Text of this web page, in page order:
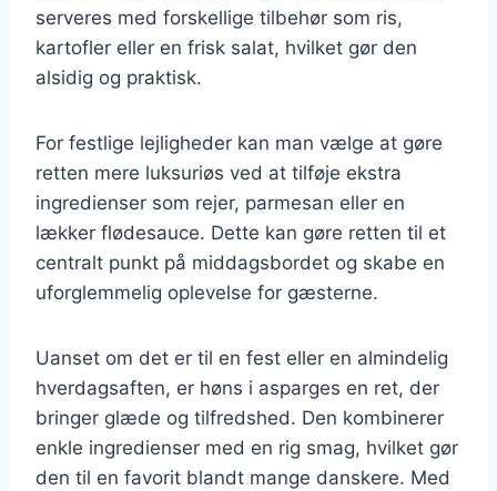
serveres med forskellige tilbehør som ris,
kartofler eller en frisk salat, hvilket gør den
alsidig og praktisk.
For festlige lejligheder kan man vælge at gøre
retten mere luksuriøs ved at tilføje ekstra
ingredienser som rejer, parmesan eller en
lækker flødesauce. Dette kan gøre retten til et
centralt punkt på middagsbordet og skabe en
uforglemmelig oplevelse for gæsterne.
Uanset om det er til en fest eller en almindelig
hverdagsaften, er høns i asparges en ret, der
bringer glæde og tilfredshed. Den kombinerer
enkle ingredienser med en rig smag, hvilket gør
den til en favorit blandt mange danskere. Med